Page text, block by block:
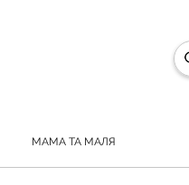
МАМА ТА МАЛЯ